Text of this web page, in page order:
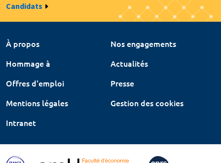
Candidats
À propos
Nos engagements
Hommage à
Actualités
Offres d'emploi
Presse
Mentions légales
Gestion des cookies
Intranet